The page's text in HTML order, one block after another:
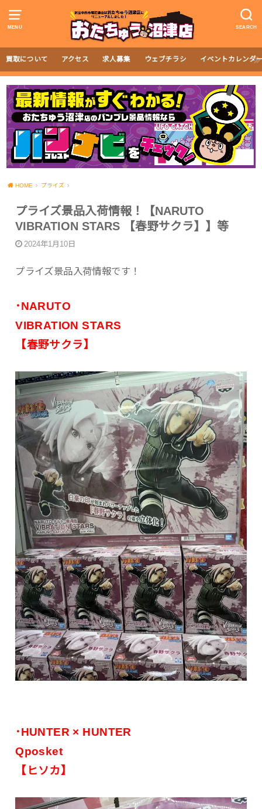
MENU SEARCH
買取について アクセス 求人募集 ウェブチラシ イベントカレンダ
HOME プライズ
プライズ景品入荷情報！【NARUTO
VIBRATION STARS 【春野サクラ】】等
2024年1月10日
プライズ景品入荷情報です！
･NARUTO
VIBRATION STARS
【春野サクラ】
･HUNTER × HUNTER
Qposket
【ヒソカ】